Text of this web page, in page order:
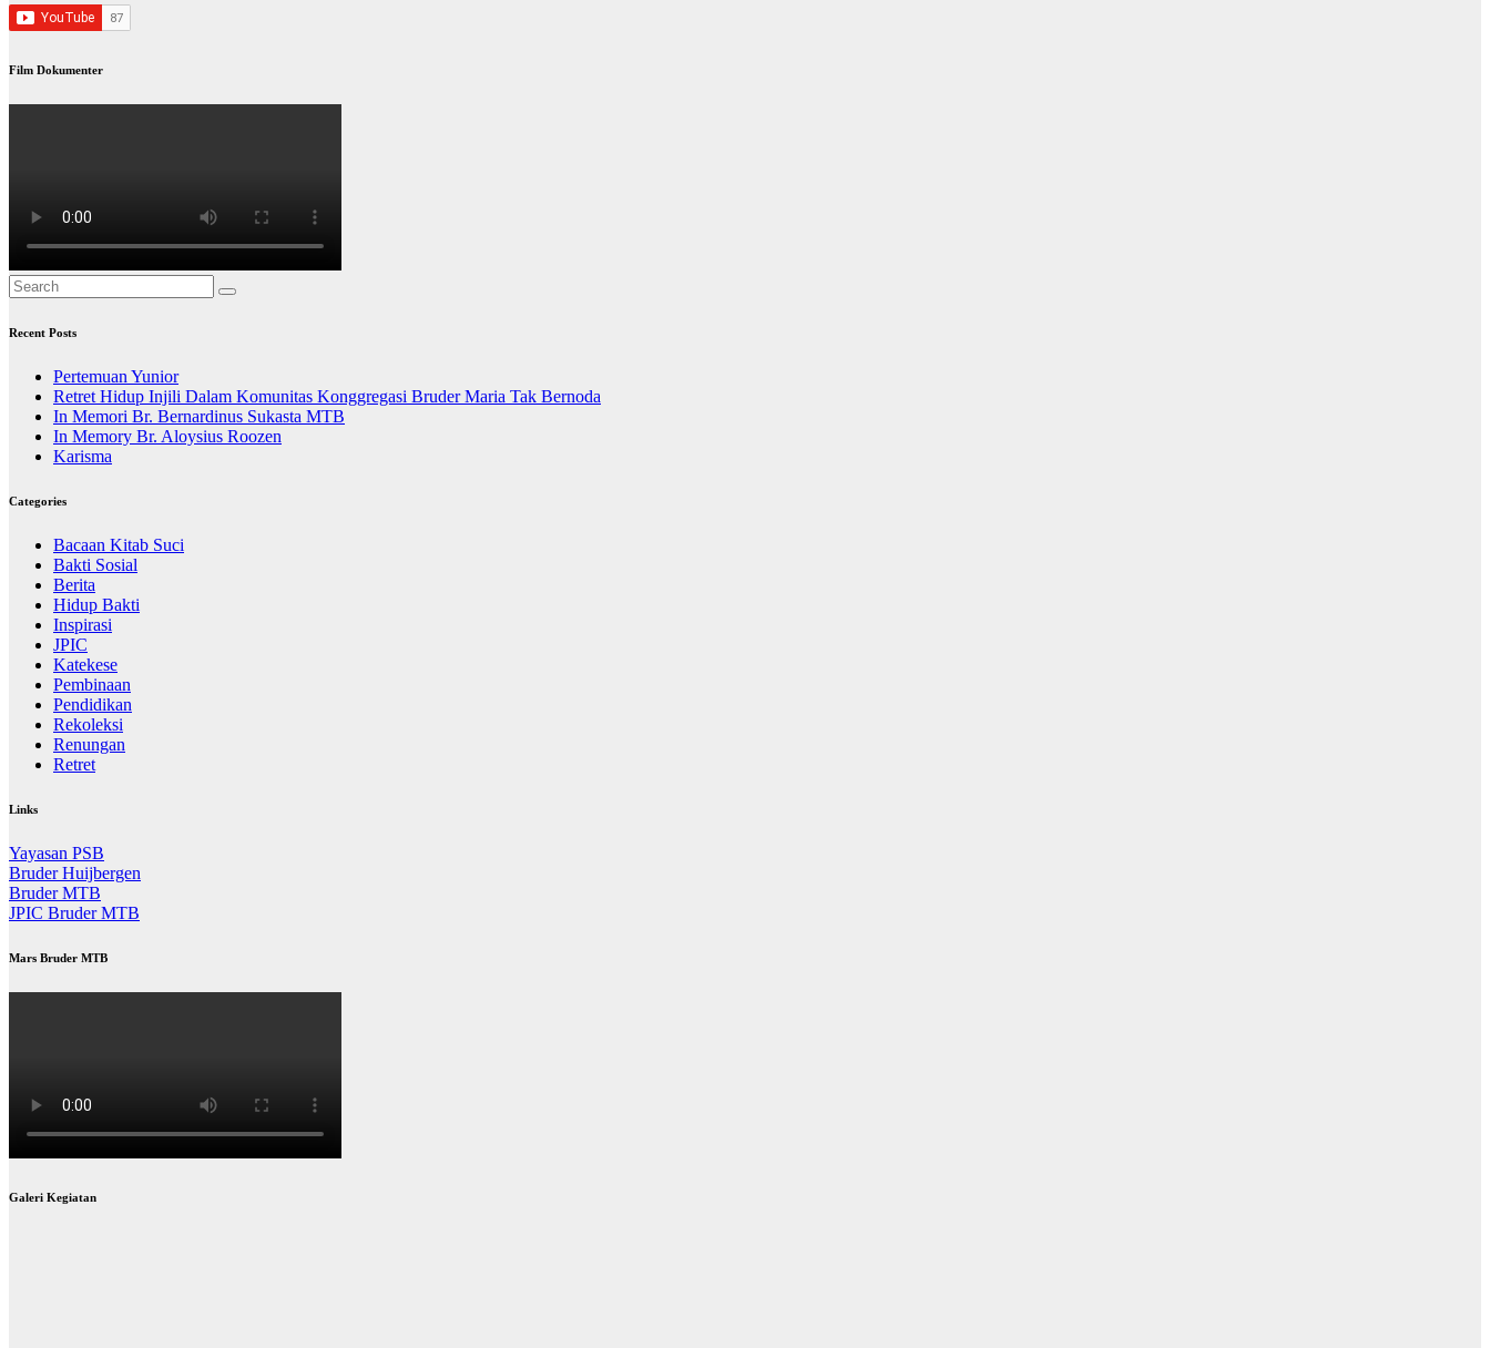
Film Dokumenter
Recent Posts
Pertemuan Yunior
Retret Hidup Injili Dalam Komunitas Konggregasi Bruder Maria Tak Bernoda
In Memori Br. Bernardinus Sukasta MTB
In Memory Br. Aloysius Roozen
Karisma
Categories
Bacaan Kitab Suci
Bakti Sosial
Berita
Hidup Bakti
Inspirasi
JPIC
Katekese
Pembinaan
Pendidikan
Rekoleksi
Renungan
Retret
Links
Yayasan PSB
Bruder Huijbergen
Bruder MTB
JPIC Bruder MTB
Mars Bruder MTB
Galeri Kegiatan